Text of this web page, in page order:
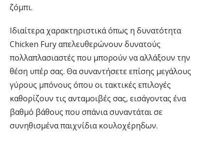
ζόμπι.
Ιδιαίτερα χαρακτηριστικά όπως η δυνατότητα
Chicken Fury απελευθερώνουν δυνατούς
πολλαπλασιαστές που μπορούν να αλλάξουν την
θέση υπέρ σας. Θα συναντήσετε επίσης μεγάλους
γύρους μπόνους όπου οι τακτικές επιλογές
καθορίζουν τις ανταμοιβές σας, εισάγοντας ένα
βαθμό βάθους που σπάνια συναντάται σε
συνηθισμένα παιχνίδια κουλοχέρηδων.